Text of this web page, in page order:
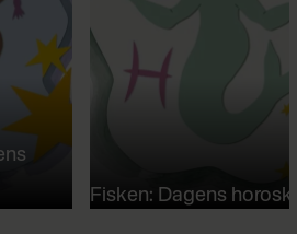
Fisken: Dagens